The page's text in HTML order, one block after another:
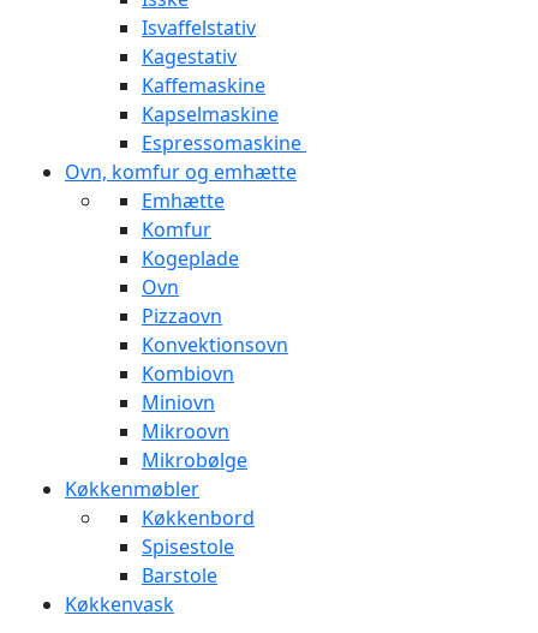
Isvaffelstativ
Kagestativ
Kaffemaskine
Kapselmaskine
Espressomaskine
Ovn, komfur og emhætte
Emhætte
Komfur
Kogeplade
Ovn
Pizzaovn
Konvektionsovn
Kombiovn
Miniovn
Mikroovn
Mikrobølge
Køkkenmøbler
Køkkenbord
Spisestole
Barstole
Køkkenvask